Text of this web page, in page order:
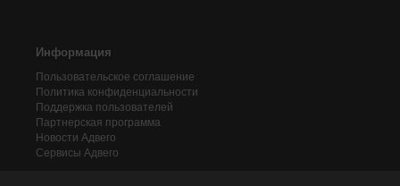
Информация
Пользовательское соглашение
Политика конфиденциальности
Поддержка пользователей
Партнерская программа
Новости Адвего
Сервисы Адвего